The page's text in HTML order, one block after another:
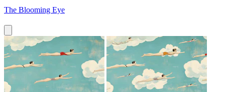
The Blooming Eye